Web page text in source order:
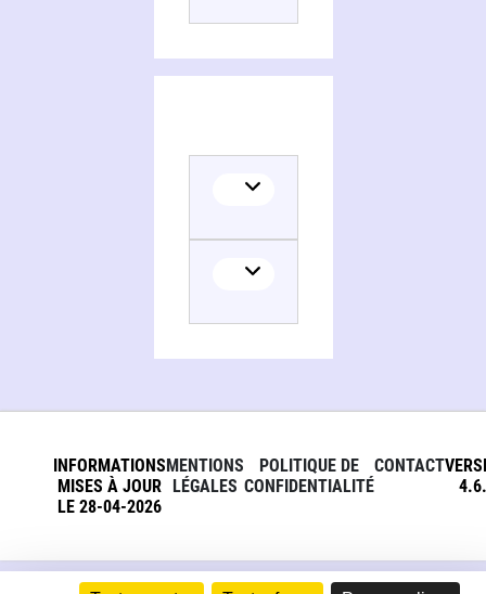
INFORMATIONS
MISES À JOUR
LE 28-04-2026
MENTIONS
LÉGALES
POLITIQUE DE
CONFIDENTIALITÉ
CONTACT